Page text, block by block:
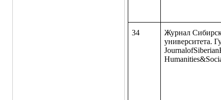
34
Журнал
университета.